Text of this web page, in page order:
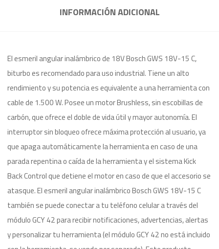
INFORMACIÓN ADICIONAL
El esmeril angular inalámbrico de 18V Bosch GWS 18V-15 C,
biturbo es recomendado para uso industrial. Tiene un alto
rendimiento y su potencia es equivalente a una herramienta con
cable de 1.500 W. Posee un motor Brushless, sin escobillas de
carbón, que ofrece el doble de vida útil y mayor autonomía. El
interruptor sin bloqueo ofrece máxima protección al usuario, ya
que apaga automáticamente la herramienta en caso de una
parada repentina o caída de la herramienta y el sistema Kick
Back Control que detiene el motor en caso de que el accesorio se
atasque. El esmeril angular inalámbrico Bosch GWS 18V-15 C
también se puede conectar a tu teléfono celular a través del
módulo GCY 42 para recibir notificaciones, advertencias, alertas
y personalizar tu herramienta (el módulo GCY 42 no está incluido